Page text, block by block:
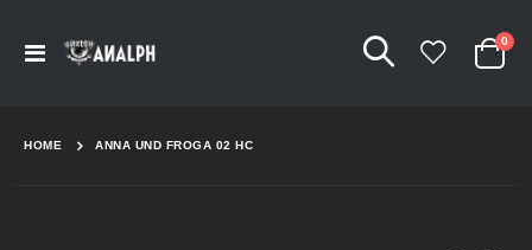
Navigation
Cart
0
HOME ANNA UND FROGA 02 HC